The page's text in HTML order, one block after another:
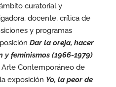
curatorial y
docente, crítica de
y programas
Dar la oreja, hacer
y feminismos (1966-1979)
Contemporáneo de
exposición Yo, la peor de